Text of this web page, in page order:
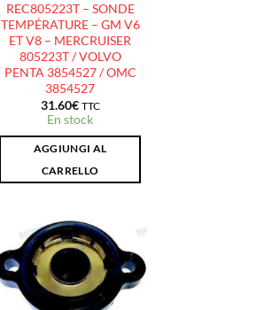
REC805223T – SONDE
TEMPÉRATURE – GM V6
ET V8 – MERCRUISER
805223T / VOLVO
PENTA 3854527 / OMC
3854527
31.60€ TTC
En stock
AGGIUNGI AL
CARRELLO
AJOUTER
À LA
LISTE